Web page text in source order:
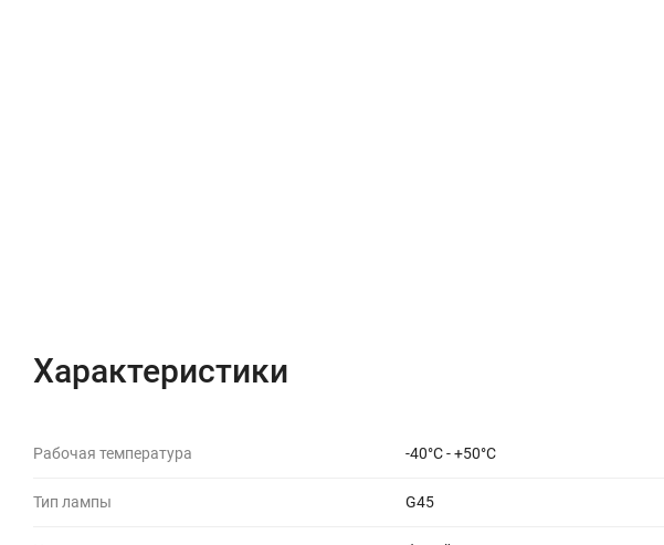
Характеристики
Рабочая температура -40°C - +50°C
Тип лампы G45